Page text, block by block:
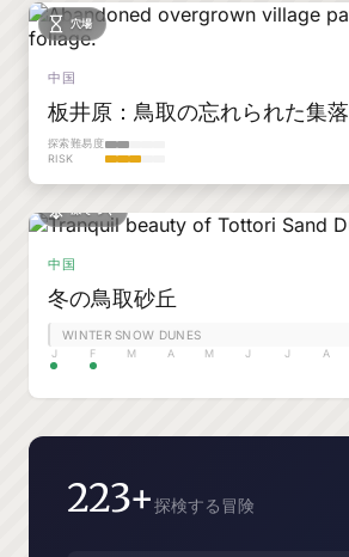
穴場
中国
板井原：鳥取の忘れられた集落
探索難易度
RISK
中国
冬の鳥取砂丘
WINTER SNOW DUNES
J F M A M J J A
223+探検する冒険